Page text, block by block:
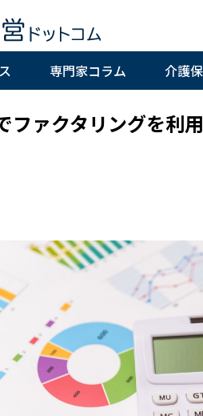
専門家コラム 介護
ファクタリングを利